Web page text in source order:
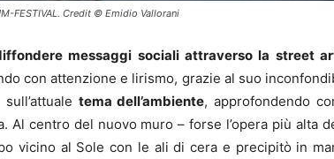
FESTIVAL. Credit © Emidio Vallorani
messaggi sociali attraverso la street
con attenzione e lirismo, grazie al suo
tema dell’ambiente, approfondendo
centro del nuovo muro – forse l’opera più alta
vicino al Sole con le ali di cera e precipitò in